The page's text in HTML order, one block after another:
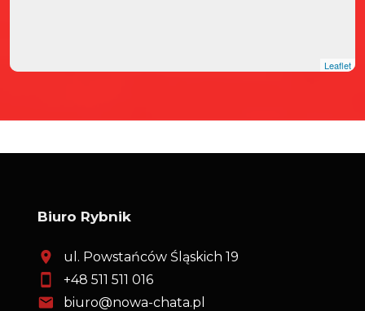
Leaflet
Biuro Rybnik
ul. Powstańców Śląskich 19
+48 511 511 016
biuro@nowa-chata.pl